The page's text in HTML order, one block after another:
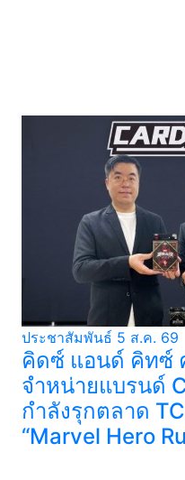
ประชาสัมพันธ์ 5 ส.ค. 69
คิดซ์ แอนด์ คิทซ์
จำหน่ายแบรนด์
กำลังรุกตลาด
“Marvel Hero